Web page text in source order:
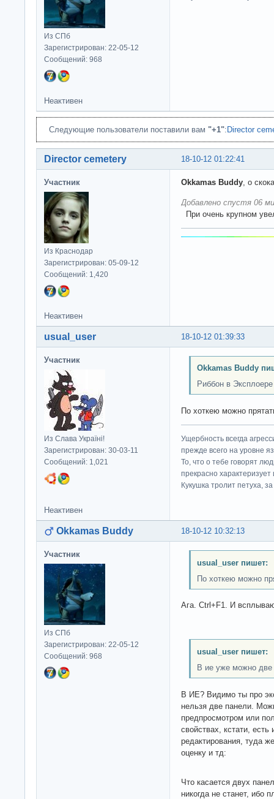
Из СПб
Зарегистрирован: 22-05-12
Сообщений: 968
Неактивен
Следующие пользователи поставили вам "+1": Director
18-10-12 01:22:41
Director cemetery
Участник
Из Краснодар
Зарегистрирован: 05-09-12
Сообщений: 1,420
Okkamas Buddy, о
Добавлено спустя 06
При очень крупном
Неактивен
18-10-12 01:39:33
usual_user
Участник
Из Слава Україні!
Зарегистрирован: 30-03-11
Сообщений: 1,021
Okkamas Buddy
Риббон в
По хоткею можно
Ущербность всегда
прежде всего на уровне
То, что о тебе говорят
прекрасно характеризует
Кукушка тролит петуха,
Неактивен
18-10-12 10:32:13
Okkamas Buddy
Участник
Из СПб
Зарегистрирован: 22-05-12
Сообщений: 968
usual_user пишет:
По хоткею можно
Ага. Ctrl+F1. И
usual_user пишет:
В ие уже можно две
В ИЕ? Видимо ты про
нельзя две панели.
предпросмотром или
свойствах, кстати,
редактирования, туда
оценку и тд:
Что касается двух
никогда не станет, ибо